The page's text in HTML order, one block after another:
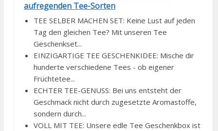
aufregenden Tee-Sorten
TEE SELBER MACHEN SET: Keine Lust auf jeden
Tag den gleichen Tee? Mit unseren Tee
Geschenkset...
EINZIGARTIGE TEE GESCHENKIDEE: Mische dir
hunderte verschiedene Tees - ob eigener
Früchtetee...
ECHTER TEE-GENUSS: Bei uns entsteht der
Geschmack nicht durch zugesetzte Aromastoffe,
sondern durch...
VOLL MIT TEE: Unsere edle Tee Geschenkbox ist